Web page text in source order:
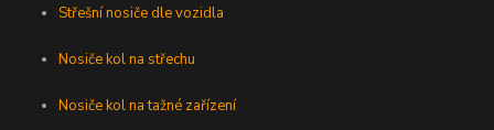
Střešní nosiče dle vozidla
Nosiče kol na střechu
Nosiče kol na tažné zařízení